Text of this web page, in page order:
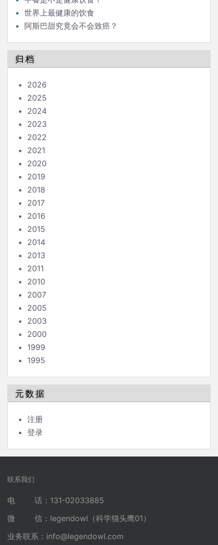
世界上最健康的饮食
阿斯巴甜究竟会不会致癌？
归档
2026
2025
2024
2023
2022
2021
2020
2019
2018
2017
2016
2015
2014
2013
2011
2010
2007
2005
2003
2000
1999
1995
元数据
注册
登录
联系我们
电 话：131-02033885
微 信：legendowl（科学猫头鹰01）
业务联系： info@legendowl.com